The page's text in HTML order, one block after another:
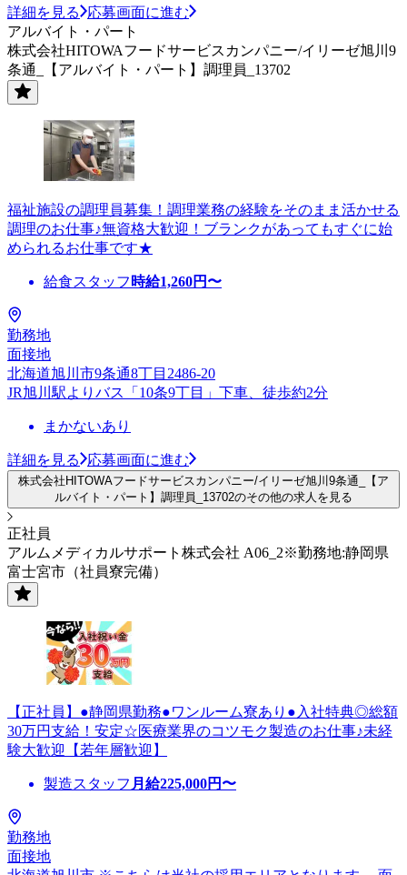
詳細を見る
応募画面に進む
アルバイト・パート
株式会社HITOWAフードサービスカンパニー/イリーゼ旭川9
条通_【アルバイト・パート】調理員_13702
福祉施設の調理員募集！調理業務の経験をそのまま活かせる
調理のお仕事♪無資格大歓迎！ブランクがあってもすぐに始
められるお仕事です★
給食スタッフ 時給1,260円〜
勤務地
面接地
北海道旭川市9条通8丁目2486-20
JR旭川駅よりバス「10条9丁目」下車、徒歩約2分
まかないあり
詳細を見る 応募画面に進む
株式会社HITOWAフードサービスカンパニー/イリーゼ旭川9条通_【ア
ルバイト・パート】調理員_13702のその他の求人を見る
正社員
アルムメディカルサポート株式会社 A06_2※勤務地:静岡県
富士宮市（社員寮完備）
【正社員】●静岡県勤務●ワンルーム寮あり●入社特典◎総額
30万円支給！安定☆医療業界のコツモク製造のお仕事♪未経
験大歓迎【若年層歓迎】
製造スタッフ 月給225,000円〜
勤務地
面接地